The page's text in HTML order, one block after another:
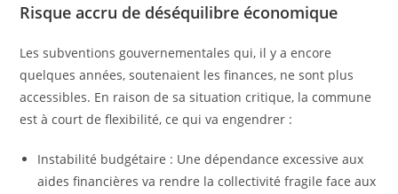
Risque accru de déséquilibre économique
Les subventions gouvernementales qui, il y a encore
quelques années, soutenaient les finances, ne sont plus
accessibles. En raison de sa situation critique, la commune
est à court de flexibilité, ce qui va engendrer :
Instabilité budgétaire : Une dépendance excessive aux
aides financières va rendre la collectivité fragile face aux